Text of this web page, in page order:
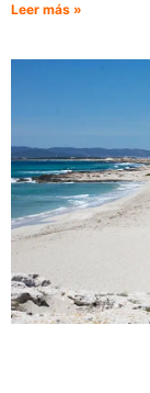
Leer más »